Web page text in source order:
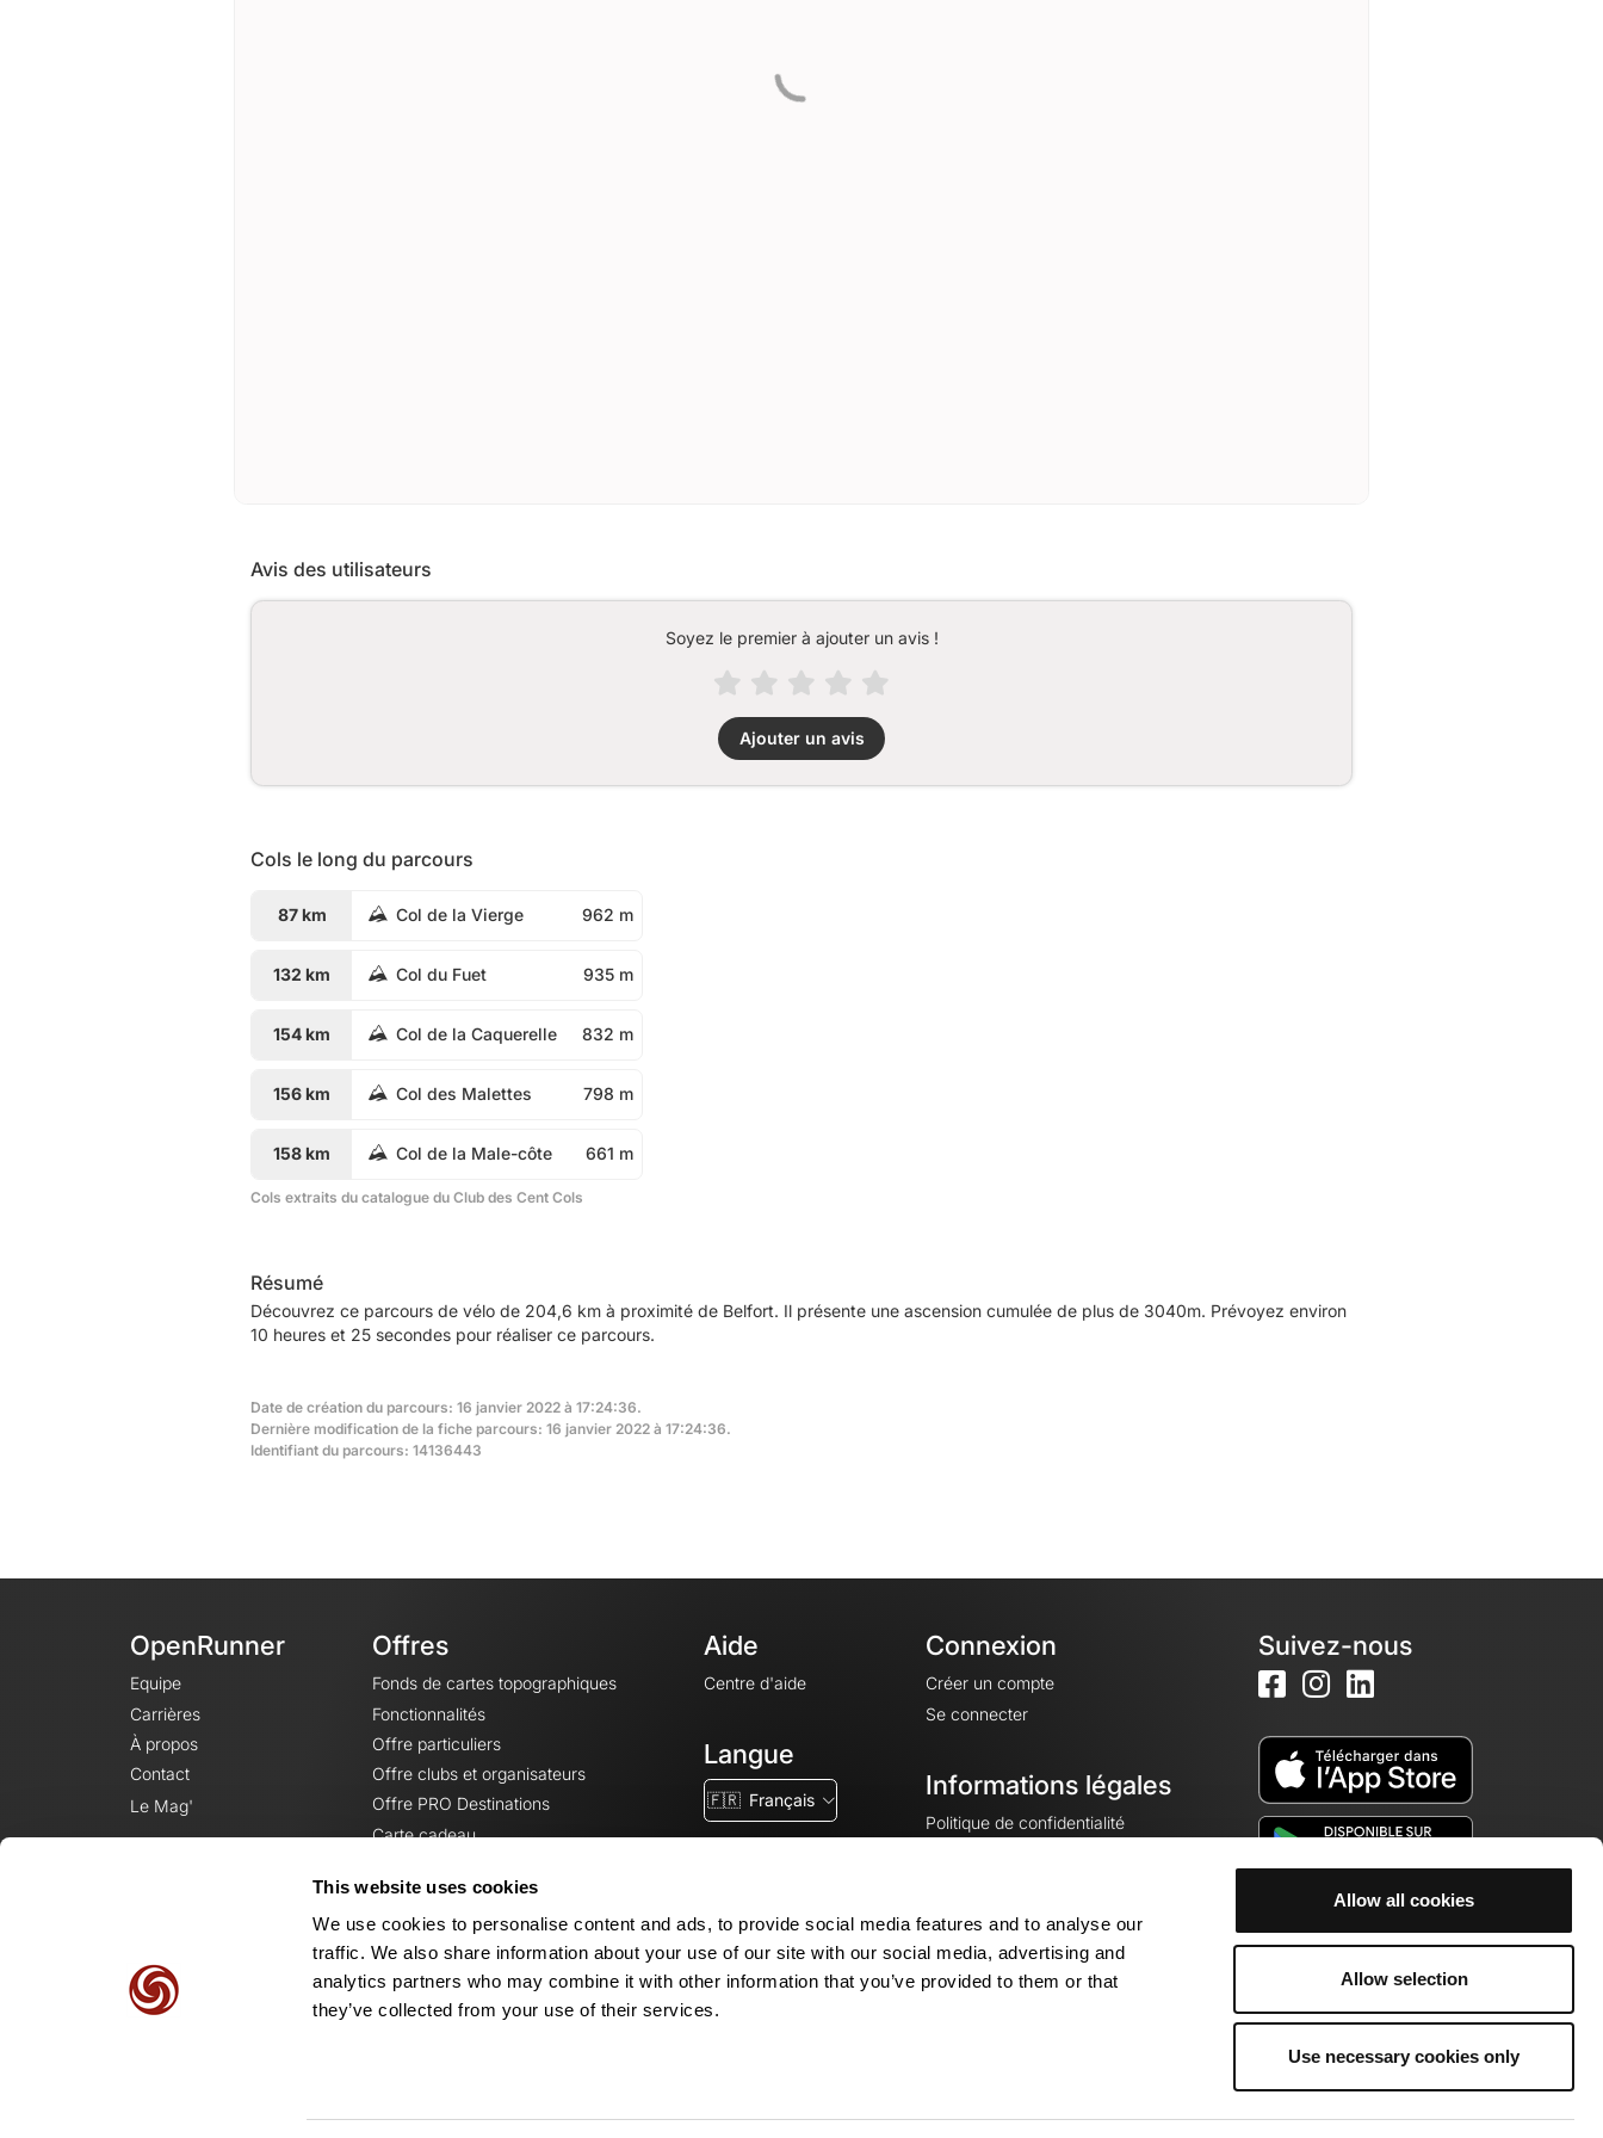
This website uses cookies
We use cookies to personalise content and ads, to provide social media features and to analyse our
traffic. We also share information about your use of our site with our social media, advertising and
analytics partners who may combine it with other information that you’ve provided to them or that
they’ve collected from your use of their services.
Allow all cookies
Allow selection
Use necessary cookies only
Avis des utilisateurs
Soyez le premier à ajouter un avis !
Ajouter un avis
Cols le long du parcours
87 km Col de la Vierge 962 m
132 km Col du Fuet 935 m
154 km Col de la Caquerelle 832 m
156 km Col des Malettes 798 m
158 km Col de la Male-côte 661 m
Cols extraits du catalogue du Club des Cent Cols
Résumé
Découvrez ce parcours de vélo de 204,6 km à proximité de Belfort. Il présente une ascension cumulée de plus de 3040m. Prévoyez environ
10 heures et 25 secondes pour réaliser ce parcours.
Date de création du parcours: 16 janvier 2022 à 17:24:36.
Dernière modification de la fiche parcours: 16 janvier 2022 à 17:24:36.
Identifiant du parcours: 14136443
OpenRunner
Equipe
Carrières
À propos
Contact
Le Mag'
Offres
Fonds de cartes topographiques
Fonctionnalités
Offre particuliers
Offre clubs et organisateurs
Offre PRO Destinations
Carte cadeau
Aide
Centre d'aide
Langue
🇫🇷 Français
Connexion
Créer un compte
Se connecter
Informations légales
Politique de confidentialité
Mentions légales
Paramètres des cookies
Suivez-nous